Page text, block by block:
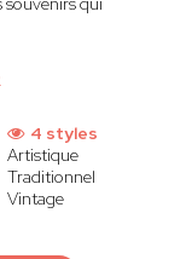
4 styles
Artistique
Traditionnel
Vintage